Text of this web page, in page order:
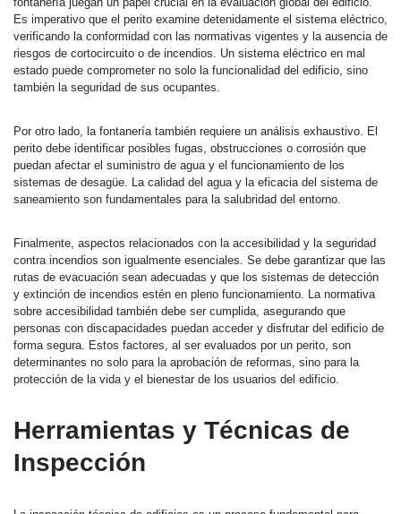
Es imperativo que el perito examine detenidamente el sistema eléctrico,
verificando la conformidad con las normativas vigentes y la ausencia de
riesgos de cortocircuito o de incendios. Un sistema eléctrico en mal
estado puede comprometer no solo la funcionalidad del edificio, sino
también la seguridad de sus ocupantes.
Por otro lado, la fontanería también requiere un análisis exhaustivo. El
perito debe identificar posibles fugas, obstrucciones o corrosión que
puedan afectar el suministro de agua y el funcionamiento de los
sistemas de desagüe. La calidad del agua y la eficacia del sistema de
saneamiento son fundamentales para la salubridad del entorno.
Finalmente, aspectos relacionados con la accesibilidad y la seguridad
contra incendios son igualmente esenciales. Se debe garantizar que las
rutas de evacuación sean adecuadas y que los sistemas de detección
y extinción de incendios estén en pleno funcionamiento. La normativa
sobre accesibilidad también debe ser cumplida, asegurando que
personas con discapacidades puedan acceder y disfrutar del edificio de
forma segura. Estos factores, al ser evaluados por un perito, son
determinantes no solo para la aprobación de reformas, sino para la
protección de la vida y el bienestar de los usuarios del edificio.
Herramientas y Técnicas de
Inspección